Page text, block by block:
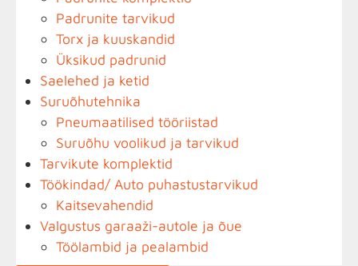
Padrunite tarvikud
Torx ja kuuskandid
Üksikud padrunid
Saelehed ja ketid
Suruõhutehnika
Pneumaatilised tööriistad
Suruõhu voolikud ja tarvikud
Tarvikute komplektid
Töökindad/ Auto puhastustarvikud
Kaitsevahendid
Valgustus garaaži-autole ja õue
Töölambid ja pealambid